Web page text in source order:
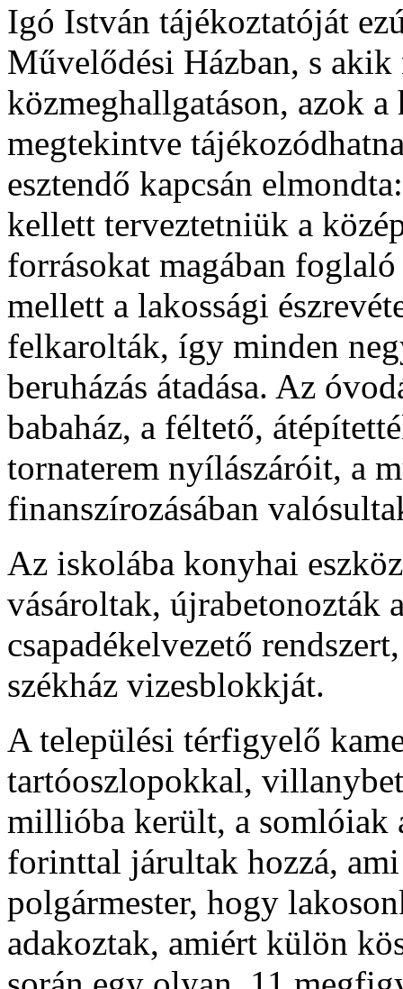
Igó István tájékoztatóját
Művelődési Házban, s
közmeghallgatáson, azok
megtekintve
esztendő kapcsán
kellett terveztetniük a
forrásokat magában
mellett a lakossági
felkarolták, így minden
beruházás átadása. Az
babaház, a féltető,
tornaterem nyílászáróit, a
finanszírozásában
Az iskolába konyhai
vásároltak, újrabetonozták
csapadékelvezető
székház vizesblokkját.
A települési térfigyelő
tartóoszlopokkal,
millióba került, a somlóiak
forinttal járultak hozzá,
polgármester, hogy
adakoztak, amiért külön